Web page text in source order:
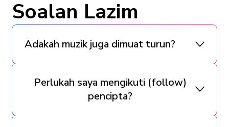
Soalan Lazim
Adakah muzik juga dimuat turun?
Perlukah saya mengikuti (follow)
pencipta?